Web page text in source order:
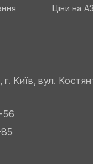
Ціни на
Київ, вул.
56